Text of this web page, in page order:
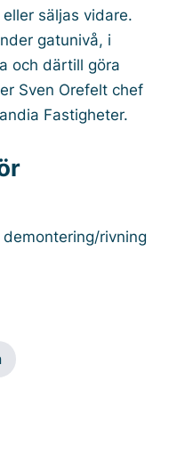
säljas vidare.
gatunivå, i
och därtill göra
Sven Orefelt chef
Fastigheter.
rivning